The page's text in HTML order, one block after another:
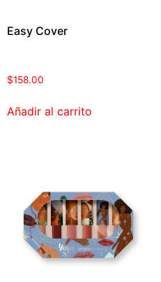
Easy Cover
$158.00
Añadir al carrito